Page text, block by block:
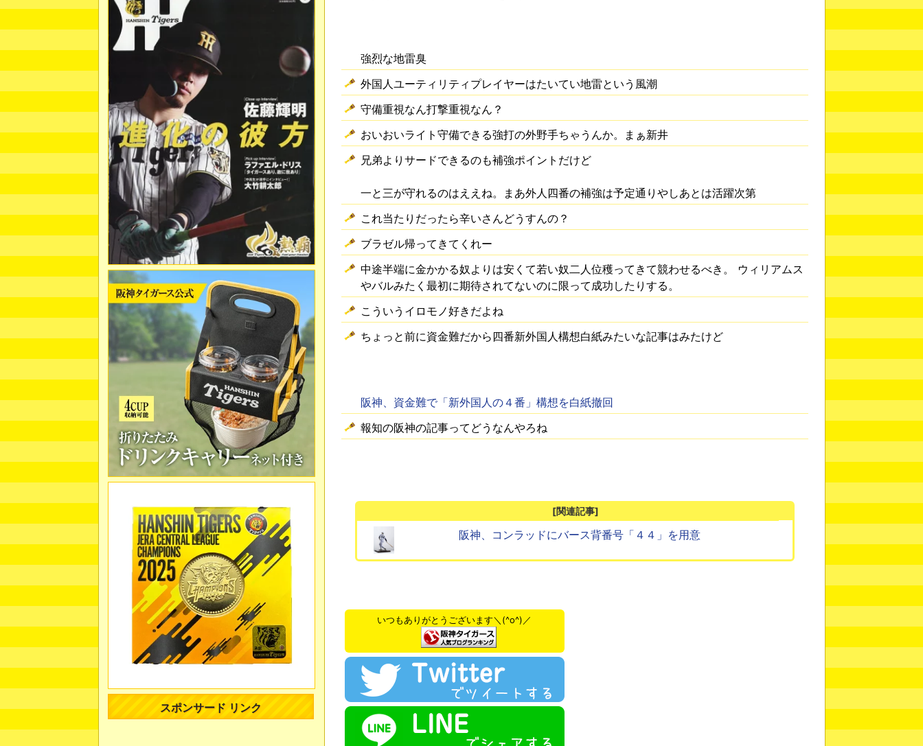
強烈な地雷臭
外国人ユーティリティプレイヤーはたいてい地雷という風潮
守備重視なん打撃重視なん？
おいおいライト守備できる強打の外野手ちゃうんか。まぁ新井
兄弟よりサードできるのも補強ポイントだけど
一と三が守れるのはええね。まあ外人四番の補強は予定通りやしあとは活躍次第
これ当たりだったら辛いさんどうすんの？
ブラゼル帰ってきてくれー
中途半端に金かかる奴よりは安くて若い奴二人位穫ってきて競わせるべき。 ウィリアムス
やバルみたく最初に期待されてないのに限って成功したりする。
こういうイロモノ好きだよね
ちょっと前に資金難だから四番新外国人構想白紙みたいな記事はみたけど
阪神、資金難で「新外国人の４番」構想を白紙撤回
報知の阪神の記事ってどうなんやろね
[関連記事]
阪神、コンラッドにバース背番号「４４」を用意
いつもありがとうございます＼(^o^)／
スポンサード リンク